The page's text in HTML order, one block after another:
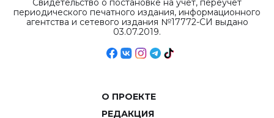
Свидетельство о постановке на учет, переучет
периодического печатного издания, информационного
агентства и сетевого издания №17772-СИ выдано
03.07.2019.
О ПРОЕКТЕ
РЕДАКЦИЯ